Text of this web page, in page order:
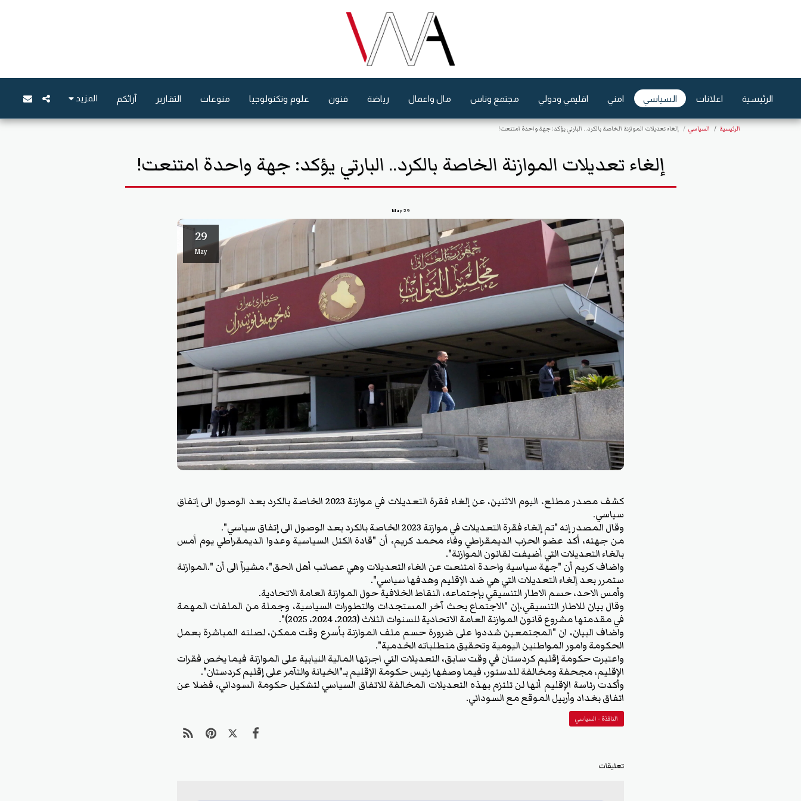
الرئيسية اعلانات السياسي امني اقليمي ودولي مجتمع وناس مال واعمال رياضة فنون علوم وتكنولوجيا منوعات التقارير آرائكم المزيد
الرئيسية السياسي إلغاء تعديلات الموازنة الخاصة بالكرد.. البارتي يؤكد: جهة واحدة امتنعت!
إلغاء تعديلات الموازنة الخاصة بالكرد.. البارتي يؤكد: جهة واحدة امتنعت!
29
May
29
May
كشف مصدر مطلع، اليوم الاثنين، عن إلغاء فقرة التعديلات في موازنة 2023 الخاصة بالكرد بعد الوصول الى إتفاق
سياسي.
وقال المصدر إنه "تم إلغاء فقرة التعديلات في موازنة 2023 الخاصة بالكرد بعد الوصول الى إتفاق سياسي".
من جهته، أكد عضو الحزب الديمقراطي وفاء محمد كريم، أن "قادة الكتل السياسية وعدوا الديمقراطي يوم أمس
بالغاء التعديلات التي أضيفت لقانون الموازنة".
واضاف كريم أن "جهة سياسية واحدة امتنعت عن الغاء التعديلات وهي عصائب أهل الحق"، مشيراً الى أن ".الموازنة
ستمرر بعد إلغاء التعديلات التي هي ضد الإقليم وهدفها سياسي".
وأمس الاحد، حسم الاطار التنسيقي بإجتماعه، النقاط الخلافية حول الموازنة العامة الاتحادية.
وقال بيان للاطار التنسيقي،إن "الاجتماع بحث آخر المستجدات والتطورات السياسية، وجملة من الملفات المهمة
في مقدمتها مشروع قانون الموازنة العامة الاتحادية للسنوات الثلاث (2023، 2024، 2025)".
واضاف البيان، ان "المجتمعين شددوا على ضرورة حسم ملف الموازنة بأسرع وقت ممكن، لصلته المباشرة بعمل
الحكومة وامور المواطنين اليومية وتحقيق متطلباته الخدمية".
واعتبرت حكومة إقليم كردستان في وقت سابق، التعديلات التي اجرتها المالية النيابية على الموازنة فيما يخص فقرات
الإقليم، مجحفة ومخالفة للدستور، فيما وصفها رئيس حكومة الإقليم بـ"الخيانة والتآمر على إقليم كردستان".
وأكدت رئاسة الإقليم أنها لن تلتزم بهذه التعديلات المخالفة للاتفاق السياسي لتشكيل حكومة السوداني، فضلا عن
اتفاق بغداد وأربيل الموقع مع السوداني.
النافذة - السياسي
تعليقات